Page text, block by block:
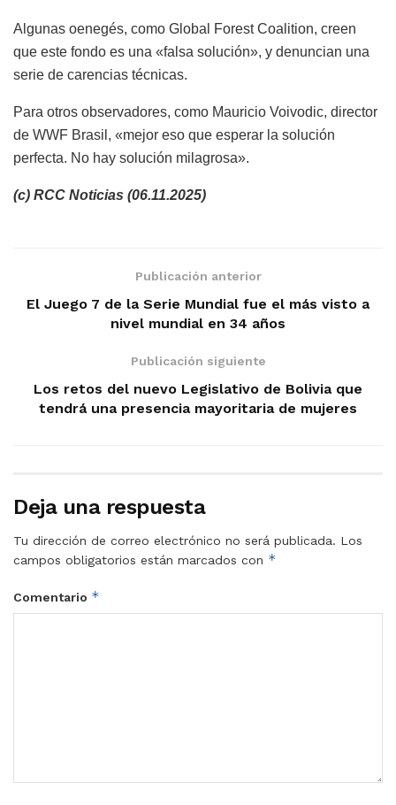
Algunas oenegés, como Global Forest Coalition, creen
que este fondo es una «falsa solución», y denuncian una
serie de carencias técnicas.
Para otros observadores, como Mauricio Voivodic, director
de WWF Brasil, «mejor eso que esperar la solución
perfecta. No hay solución milagrosa».
(c) RCC Noticias (06.11.2025)
Publicación anterior
El Juego 7 de la Serie Mundial fue el más visto a
nivel mundial en 34 años
Publicación siguiente
Los retos del nuevo Legislativo de Bolivia que
tendrá una presencia mayoritaria de mujeres
Deja una respuesta
Tu dirección de correo electrónico no será publicada. Los
campos obligatorios están marcados con *
Comentario *